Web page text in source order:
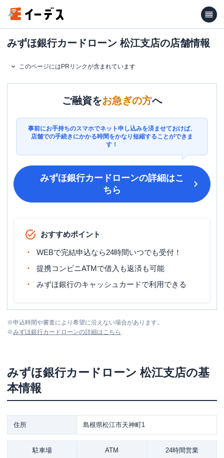
みずほ銀行カードローン 松江支店の店舗情報
このページにはPRリンクが含まれています
ご融資をお急ぎの方へ
事前にお手持ちのスマホでネット申し込みを済ませておけば、
店舗での手続きにかかる時間をかなり短縮することができま
す！
みずほ銀行カードローンの詳細はこ
ちら
おすすめポイント
WEBで完結申込なら24時間いつでも受付！
提携コンビニATMで借入も返済も可能
みずほ銀行のキャッシュカードで利用できる
※申込時間や審査により希望に沿えない場合があります。
※みずほ銀行カードローンの詳細はこちら
みずほ銀行カードローン 松江支店の基
本情報
住所 島根県松江市天神町1
駐車場 ATM 24時間営業